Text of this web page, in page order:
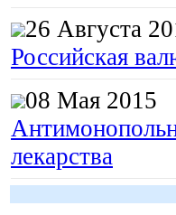
26 Августа
Российская
08 Мая 2015
лекарства